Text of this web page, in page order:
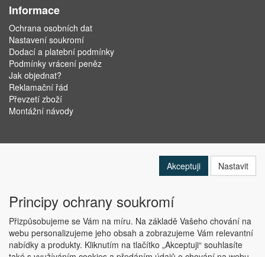
Informace
Ochrana osobních dat
Nastavení soukromí
Dodací a platební podmínky
Podmínky vrácení peněz
Jak objednat?
Reklamační řád
Převzetí zboží
Montážní návody
Copyright © ABRA Software a.s. 2019
Akceptuji Nastavit
Principy ochrany soukromí
Přizpůsobujeme se Vám na míru. Na základě Vašeho chování na
webu personalizujeme jeho obsah a zobrazujeme Vám relevantní
nabídky a produkty. Kliknutím na tlačítko „Akceptuji“ souhlasíte